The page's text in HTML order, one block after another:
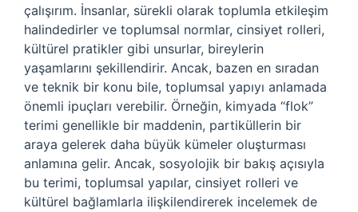
çalışırım. İnsanlar, sürekli olarak toplumla etkileşim
halindedirler ve toplumsal normlar, cinsiyet rolleri,
kültürel pratikler gibi unsurlar, bireylerin
yaşamlarını şekillendirir. Ancak, bazen en sıradan
ve teknik bir konu bile, toplumsal yapıyı anlamada
önemli ipuçları verebilir. Örneğin, kimyada “flok”
terimi genellikle bir maddenin, partiküllerin bir
araya gelerek daha büyük kümeler oluşturması
anlamına gelir. Ancak, sosyolojik bir bakış açısıyla
bu terimi, toplumsal yapılar, cinsiyet rolleri ve
kültürel bağlamlarla ilişkilendirerek incelemek de